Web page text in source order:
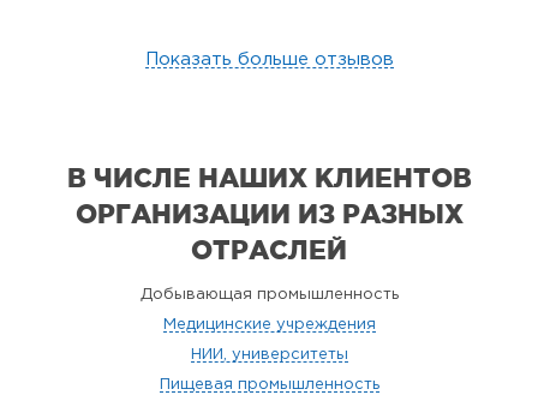
Показать больше отзывов
В ЧИСЛЕ НАШИХ КЛИЕНТОВ
ОРГАНИЗАЦИИ ИЗ РАЗНЫХ
ОТРАСЛЕЙ
Добывающая промышленность
Медицинские учреждения
НИИ, университеты
Пищевая промышленность